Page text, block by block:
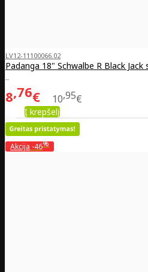
LV12-11100066.02
Padanga 18" Schwalbe R Black Jack
..
8 76€ 10 95€
Į krepšelį
Akcija -46%